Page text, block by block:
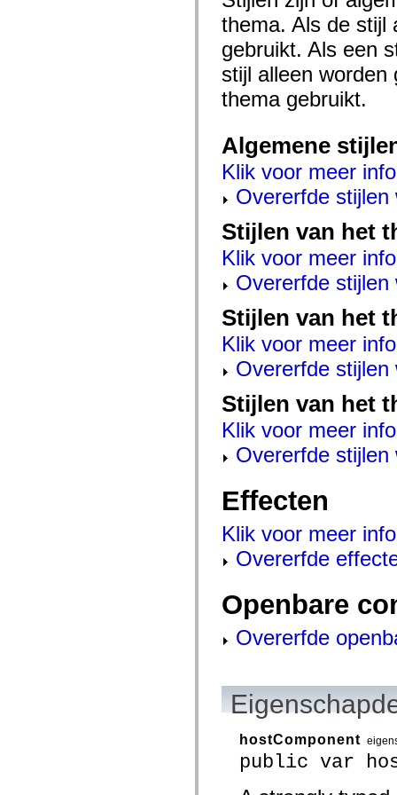
mx.automation.delegates.advancedDataGrid
mx.automation.delegates.controls.dataGridClasses
mx.automation.delegates.controls.fileSystemClasses
thema. Als de stijl
gebruikt. Als een
stijl alleen
thema gebruikt.
Algemene
Klik voor meer
Overerfde stijlen
Stijlen van het
Klik voor meer
Overerfde stijlen
Stijlen van het
Klik voor meer
Overerfde stijlen
Stijlen van het
Klik voor meer
Overerfde stijlen
Effecten
Klik voor meer
Overerfde
Openbare
Overerfde
hostComponent
public var